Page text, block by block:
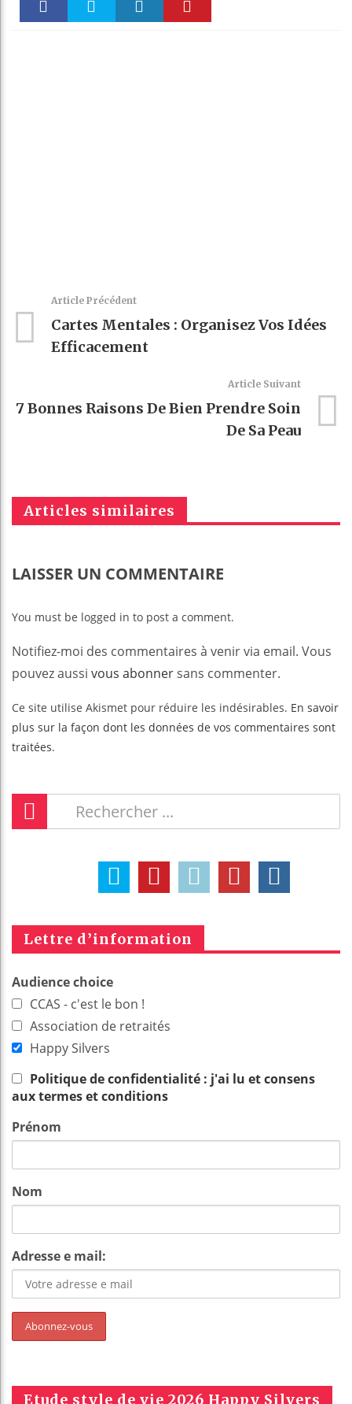
Article Précédent
Cartes Mentales : Organisez Vos Idées
Efficacement
Article Suivant
7 Bonnes Raisons De Bien Prendre Soin
De Sa Peau
Articles similaires
LAISSER UN COMMENTAIRE
You must be logged in to post a comment.
Notifiez-moi des commentaires à venir via email. Vous
pouvez aussi vous abonnersans commenter.
Ce site utilise Akismet pour réduire les indésirables. En savoir
plus sur la façon dont les données de vos commentaires sont
traitées.
Lettre d’information
Audience choice
CCAS - c'est le bon !
Association de retraités
Happy Silvers
Politique de confidentialité : j'ai lu et consens
aux termes et conditions
Prénom
Nom
Adresse e mail:
Etude style de vie 2026 Happy Silvers